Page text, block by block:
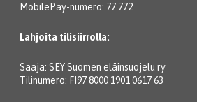
MobilePay-numero: 77 772
Lahjoita tilisiirrolla:
Saaja: SEY Suomen eläinsuojelu ry
Tilinumero: FI97 8000 1901 0617 63